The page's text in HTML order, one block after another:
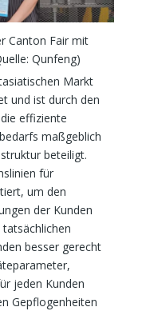
Canton Fair mit
Qunfeng)
Markt
und ist durch den
effiziente
maßgeblich
beteiligt.
für
um den
der Kunden
besser gerecht
jeden Kunden
Gepflogenheiten